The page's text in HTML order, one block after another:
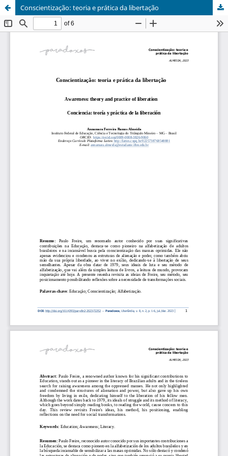
Conscientização: teoria e prática da libertação